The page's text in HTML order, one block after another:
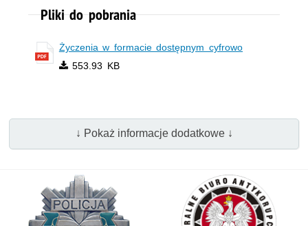
Pliki do pobrania
Życzenia w formacie dostępnym cyfrowo
553.93 KB
↓ Pokaż informacje dodatkowe ↓